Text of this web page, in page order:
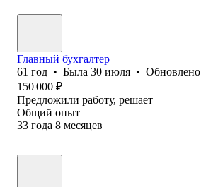
Главный бухгалтер
61 год • Была 30 июля • Обновлено
150 000 ₽
Предложили работу, решает
Общий опыт
33 года 8 месяцев